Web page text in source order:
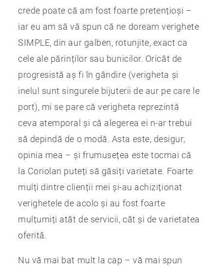
crede poate că am fost foarte pretențioși –
iar eu am să vă spun că ne doream verighete
SIMPLE, din aur galben, rotunjite, exact ca
cele ale părinților sau bunicilor. Oricât de
progresistă aș fi în gândire (verigheta și
inelul sunt singurele bijuterii de aur pe care le
port), mi se pare că verigheta reprezintă
ceva atemporal și că alegerea ei n-ar trebui
să depindă de o modă. Asta este, desigur,
opinia mea – și frumusețea este tocmai că
la Coriolan puteți să găsiți varietate. Foarte
mulți dintre clienții mei și-au achiziționat
verighetele de acolo și au fost foarte
mulțumiți atât de servicii, cât și de varietatea
oferită.
Nu vă mai bat mult la cap – vă mai spun